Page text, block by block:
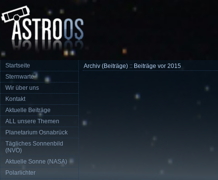
Startseite
Sternwarte
Wir über uns
Kontakt
Aktuelle Beiträge
ALL unsere Themen
Planetarium Osnabrück
Tägliches Sonnenbild
(NVO)
Aktuelle Sonne (NASA)
Polarlichter
Archiv (Beiträge) :: Beiträge vor 2015